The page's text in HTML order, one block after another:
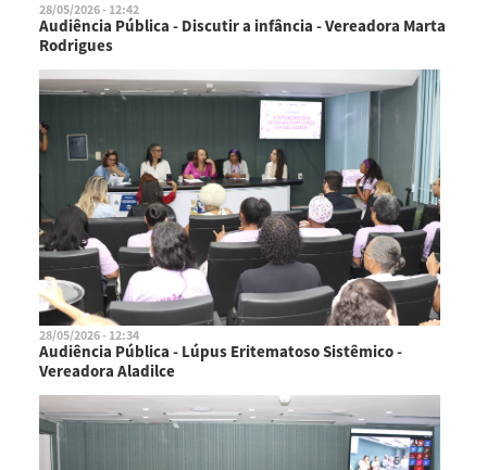
28/05/2026 - 12:42
Audiência Pública - Discutir a infância - Vereadora Marta
Rodrigues
28/05/2026 - 12:34
Audiência Pública - Lúpus Eritematoso Sistêmico -
Vereadora Aladilce